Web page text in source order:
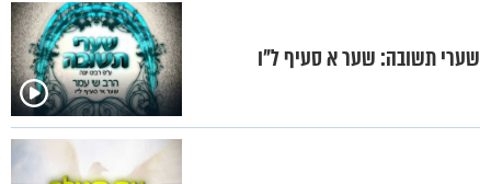
שערי תשובה: שער א סעיף ל"ו